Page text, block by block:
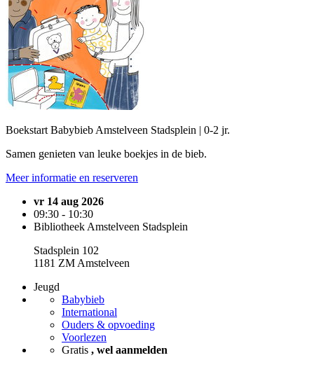
Boekstart Babybieb Amstelveen Stadsplein | 0-2 jr.
Samen genieten van leuke boekjes in de bieb.
Meer informatie en reserveren
vr 14 aug 2026
09:30 - 10:30
Bibliotheek Amstelveen Stadsplein
Stadsplein 102
1181 ZM Amstelveen
Jeugd
Babybieb
International
Ouders & opvoeding
Voorlezen
Gratis , wel aanmelden